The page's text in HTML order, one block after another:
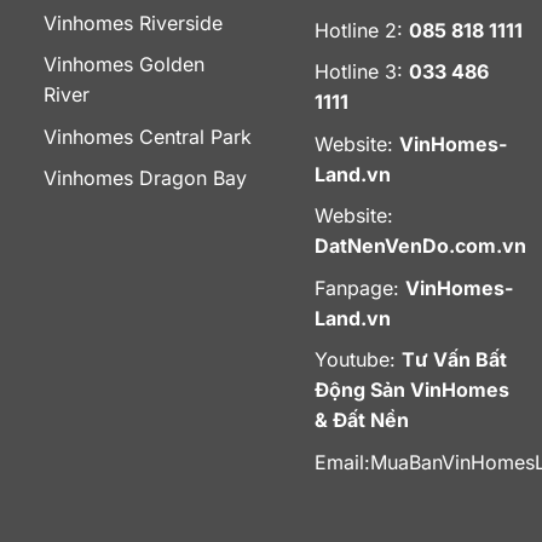
Vinhomes Riverside
Vinhomes Golden
River
Vinhomes Central Park
Vinhomes Dragon Bay
Hotline 2: 085 818 1111
Hotline 3: 033 486
1111
Website: VinHomes-
Land.vn
Website:
DatNenVenDo.com.vn
Fanpage: VinHomes-
Land.vn
Youtube: Tư Vấn Bất
Động Sản VinHomes
& Đất Nền
Email: